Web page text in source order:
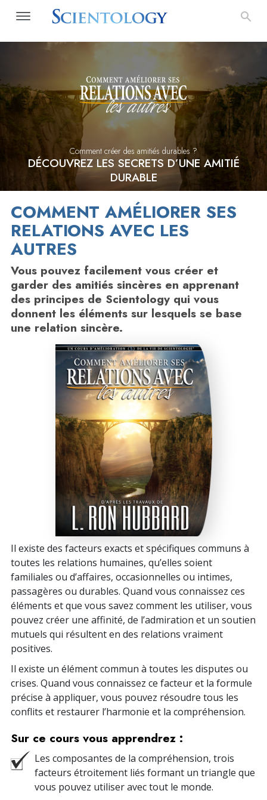
Comment créer des amitiés durables ?
DÉCOUVREZ LES SECRETS D’UNE AMITIÉ
DURABLE
COMMENT AMÉLIORER SES
RELATIONS AVEC LES
AUTRES
Vous pouvez facilement vous créer et
garder des amitiés sincères en apprenant
des principes de Scientology qui vous
donnent les éléments sur lesquels se base
une relation sincère.
Il existe des facteurs exacts et spécifiques communs à
toutes les relations humaines, qu’elles soient
familiales ou d’affaires, occasionnelles ou intimes,
passagères ou durables. Quand vous connaissez ces
éléments et que vous savez comment les utiliser, vous
pouvez créer une affinité, de l’admiration et un soutien
mutuels qui résultent en des relations vraiment
positives.
Il existe un élément commun à toutes les disputes ou
crises. Quand vous connaissez ce facteur et la formule
précise à appliquer, vous pouvez résoudre tous les
conflits et restaurer l’harmonie et la compréhension.
Sur ce cours vous apprendrez :
Les composantes de la compréhension, trois
facteurs étroitement liés formant un triangle que
vous pouvez utiliser avec tout le monde.